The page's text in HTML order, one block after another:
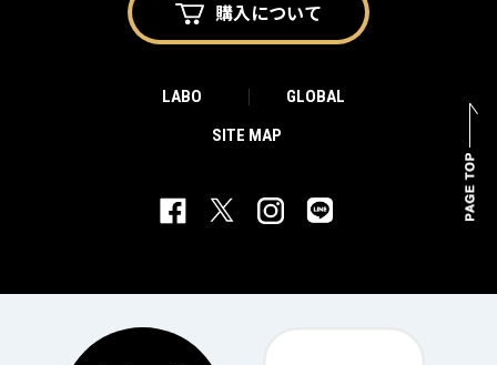
購入について
LABO
GLOBAL
SITE MAP